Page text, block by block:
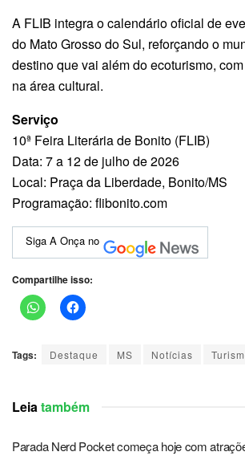
A FLIB integra o calendário oficial de
do Mato Grosso do Sul, reforçando o
destino que vai além do ecoturismo,
na área cultural.
Serviço
10ª Feira Literária de Bonito (FLIB)
Data: 7 a 12 de julho de 2026
Local: Praça da Liberdade, Bonito/MS
Programação: flibonito.com
Siga A Onça no
Compartilhe isso:
Tags: Destaque MS Notícias
Leia também
Parada Nerd Pocket começa hoje com